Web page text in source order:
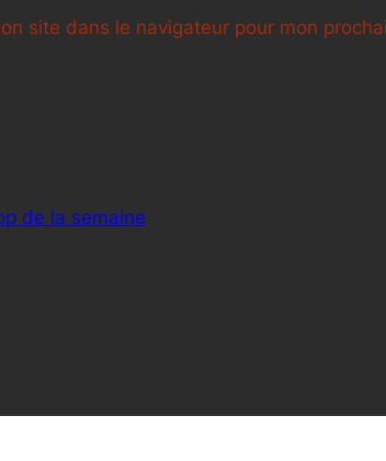
site dans le navigateur pour mon
de la semaine